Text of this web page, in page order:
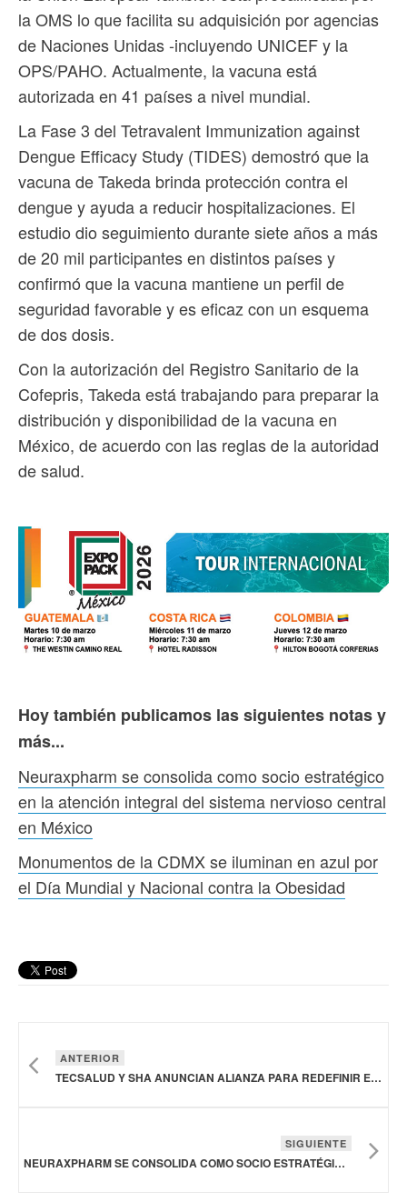
la OMS lo que facilita su adquisición por agencias
de Naciones Unidas -incluyendo UNICEF y la
OPS/PAHO. Actualmente, la vacuna está
autorizada en 41 países a nivel mundial.
La Fase 3 del Tetravalent Immunization against
Dengue Efficacy Study (TIDES) demostró que la
vacuna de Takeda brinda protección contra el
dengue y ayuda a reducir hospitalizaciones. El
estudio dio seguimiento durante siete años a más
de 20 mil participantes en distintos países y
confirmó que la vacuna mantiene un perfil de
seguridad favorable y es eficaz con un esquema
de dos dosis.
Con la autorización del Registro Sanitario de la
Cofepris, Takeda está trabajando para preparar la
distribución y disponibilidad de la vacuna en
México, de acuerdo con las reglas de la autoridad
de salud.
Hoy también publicamos las siguientes notas y
más...
Neuraxpharm se consolida como socio estratégico
en la atención integral del sistema nervioso central
en México
Monumentos de la CDMX se iluminan en azul por
el Día Mundial y Nacional contra la Obesidad
ANTERIOR
TECSALUD Y SHA ANUNCIAN ALIANZA PARA REDEFINIR EL FUTURO DE LA OPTIMIZACIÓN AVANZADA DE LA SALUD
SIGUIENTE
NEURAXPHARM SE CONSOLIDA COMO SOCIO ESTRATÉGICO EN LA ATENCIÓN INTEGRAL DEL SISTEMA NERVIOSO CENTRAL EN MÉXICO